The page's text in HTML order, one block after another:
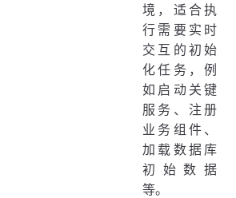
境，适合执
行需要实时
交互的初始
化任务，例
如启动关键
服务、注册
业务组件、
加载数据库
初始数据
等。